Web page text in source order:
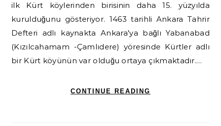
ilk Kürt köylerinden birisinin daha 15. yüzyılda
kurulduğunu gösteriyor. 1463 tarihli Ankara Tahrir
Defteri adlı kaynakta Ankara'ya bağlı Yabanabad
(Kızılcahamam -Çamlıdere) yöresinde Kürtler adlı
bir Kürt köyünün var olduğu ortaya çıkmaktadır.…
CONTINUE READING